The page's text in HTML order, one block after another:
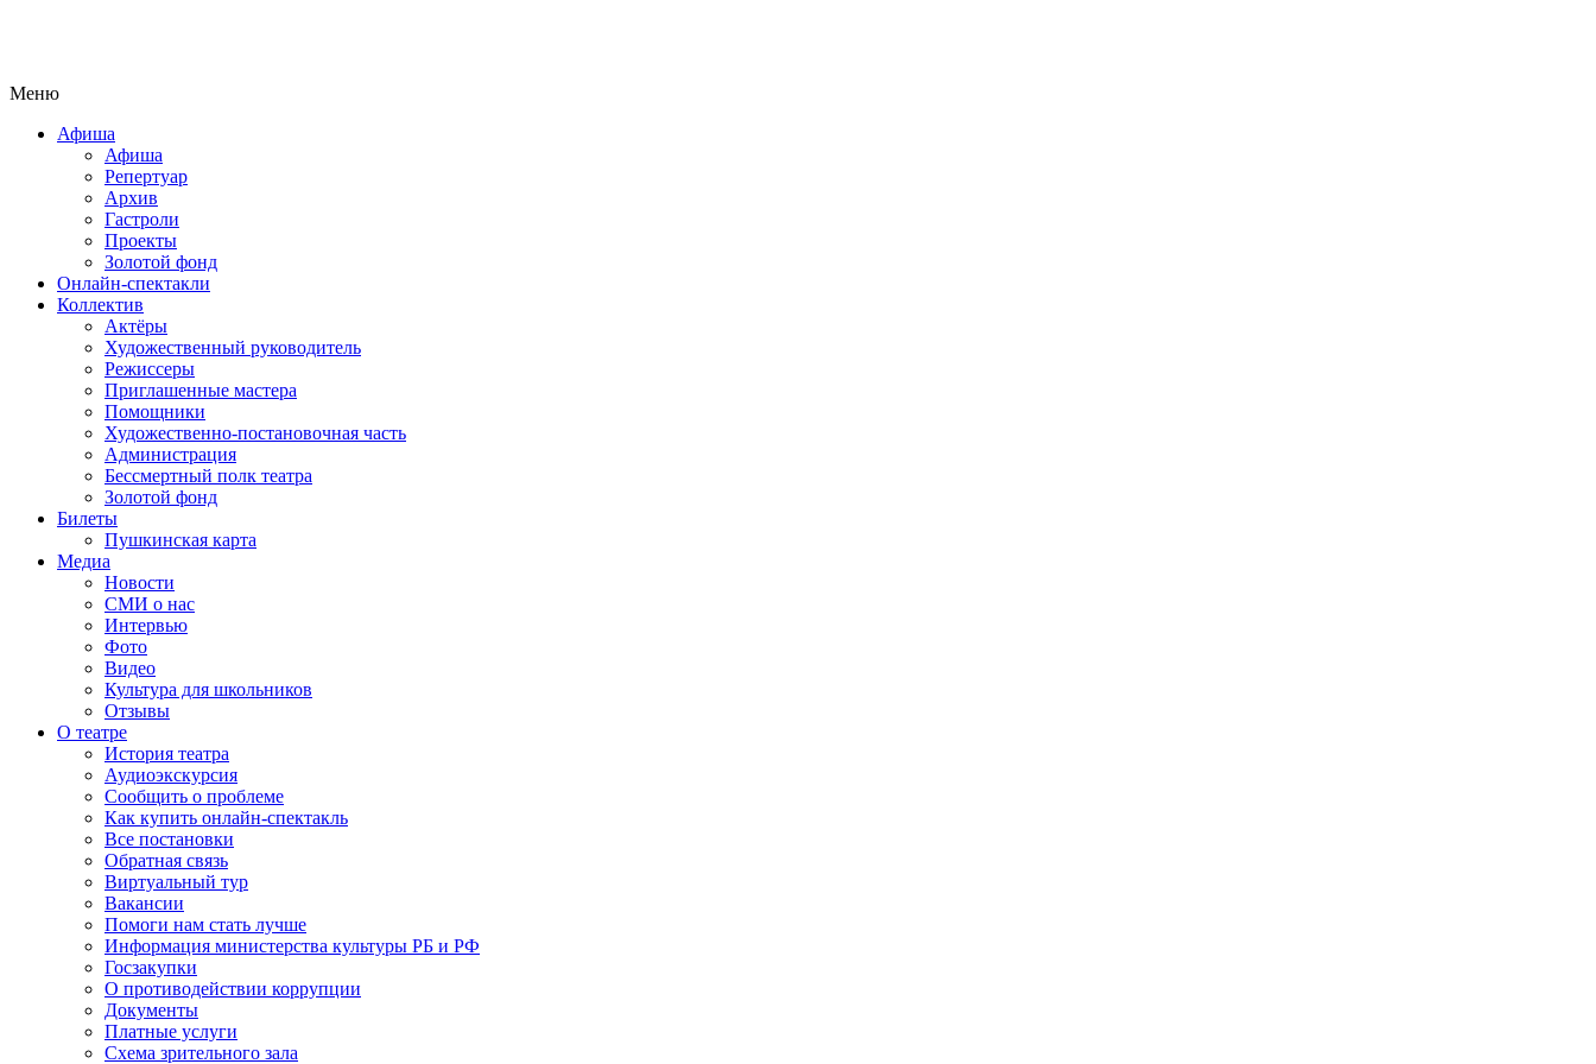
Меню
Афиша
Афиша
Репертуар
Архив
Гастроли
Проекты
Золотой фонд
Онлайн-спектакли
Коллектив
Актёры
Художественный руководитель
Режиссеры
Приглашенные мастера
Помощники
Художественно-постановочная часть
Администрация
Бессмертный полк театра
Золотой фонд
Билеты
Пушкинская карта
Медиа
Новости
СМИ о нас
Интервью
Фото
Видео
Культура для школьников
Отзывы
О театре
История театра
Аудиоэкскурсия
Сообщить о проблеме
Как купить онлайн-спектакль
Все постановки
Обратная связь
Виртуальный тур
Вакансии
Помоги нам стать лучше
Информация министерства культуры РБ и РФ
Госзакупки
О противодействии коррупции
Документы
Платные услуги
Схема зрительного зала